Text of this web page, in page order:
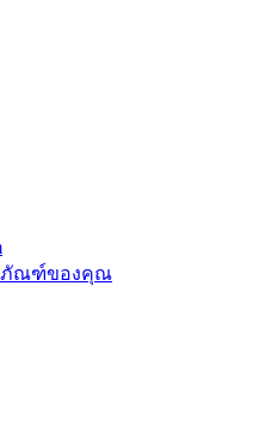
ภัณฑ์ของคุณ